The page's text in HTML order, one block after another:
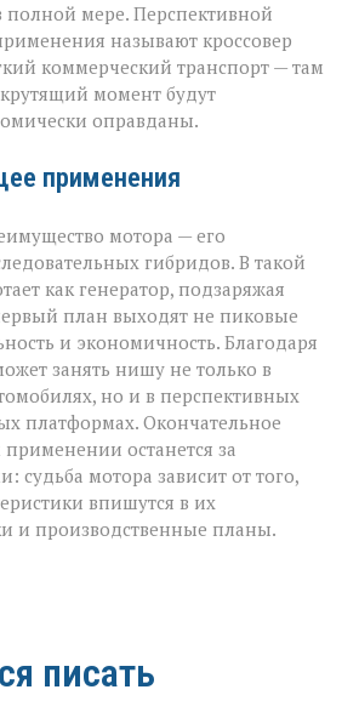
полной мере. Перспективной
называют кроссовер
коммерческий транспорт — там
момент будут
оправданы.
применения
мотора — его
гибридов. В такой
как генератор, подзаряжая
план выходят не пиковые
и экономичность. Благодаря
занять нишу не только в
но и в перспективных
платформах. Окончательное
останется за
судьба мотора зависит от того,
впишутся в их
и производственные планы.
писать